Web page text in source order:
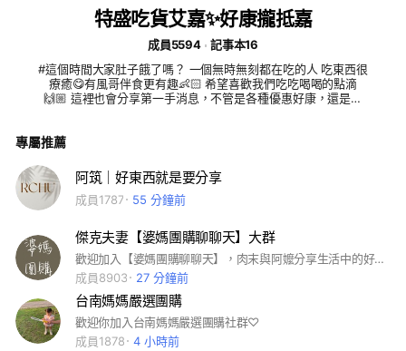
特盛吃貨艾嘉✨好康攏抵嘉
成員5594
記事本16
#這個時間大家肚子餓了嗎？ 一個無時無刻都在吃的人 吃東西很
療癒😋有風哥伴食更有趣👶🏻 希望喜歡我們吃吃喝喝的點滴
🙌🏼 這裡也會分享第一手消息，不管是各種優惠好康，還是抽
專屬推薦
阿筑｜好東西就是要分享
成員1787 55 分鐘前
傑克夫妻【婆媽團購聊聊天】大群
歡迎加入【婆媽團購聊聊天】，肉末與阿嬤分享生活中的好物、美食，讓生活更加美好與美味！社群不定期優惠團購，有空進來看看哦！
成員8903
27 分鐘前
台南媽媽嚴選團購
歡迎你加入台南媽媽嚴選團購社群♡
成員1878
4 小時前